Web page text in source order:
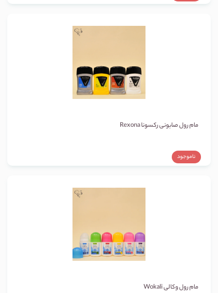
مام رول صابونی رکسونا Rexona
ناموجود
مام رول وکالی Wokali